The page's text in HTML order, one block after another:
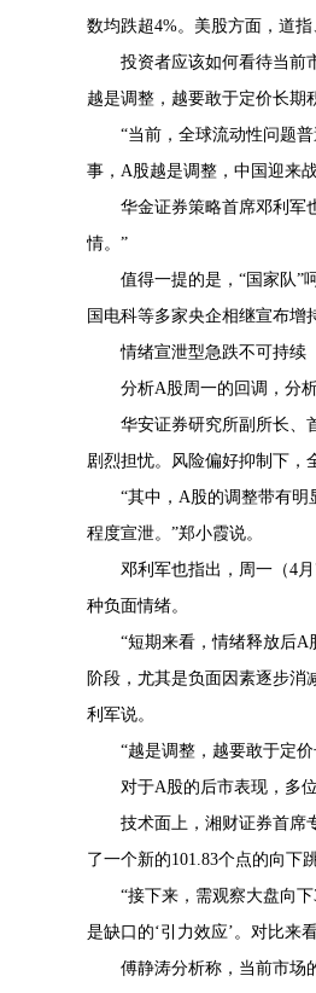
数均跌超4%。美股方面，道指
投资者应该如何看待当前
越是调整，越要敢于定价长期
“当前，全球流动性问题
事，A股越是调整，中国迎来
华金证券策略首席邓利军
情。”
值得一提的是，“国家队”
国电科等多家央企相继宣布增
情绪宣泄型急跌不可持续
分析A股周一的回调，分
华安证券研究所副所长、
剧烈担忧。风险偏好抑制下，
“其中，A股的调整带有
程度宣泄。”郑小霞说。
邓利军也指出，周一（4
种负面情绪。
“短期来看，情绪释放后A
阶段，尤其是负面因素逐步消
利军说。
“越是调整，越要敢于定
对于A股的后市表现，多
技术面上，湘财证券首席
了一个新的101.83个点的向下
“接下来，需观察大盘向
是缺口的‘引力效应’。对比来
傅静涛分析称，当前市场